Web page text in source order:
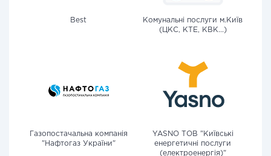
Best
Комунальні послуги м.Київ
(ЦКС, КТЕ, КВК...)
Газопостачальна компанія
"Нафтогаз України"
YASNO ТОВ "Київські
енергетичні послуги
(електроенергія)"